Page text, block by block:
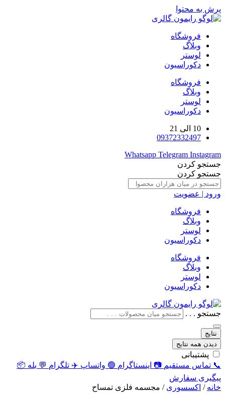
پرش به محتوا
فروشگاه
وبلاگ
لوستر
دکوراسیون
فروشگاه
وبلاگ
لوستر
دکوراسیون
10 الی 21
09372332497
Whatsapp Telegram Instagram
جستجو کردن
جستجو کردن
ورود | عضویت
فروشگاه
وبلاگ
لوستر
دکوراسیون
فروشگاه
وبلاگ
لوستر
دکوراسیون
جستجو . . .
نتایج
دیدن همه نتایج
پشتیبانی
📞 تماس مستقیم 📷 اینستاگرام 🟢 واتساپ ✈️ تلگرام 💬 بله 📦
پیگیری سفارش
خانه / اکسسوری / مجسمه فلزی تمساح